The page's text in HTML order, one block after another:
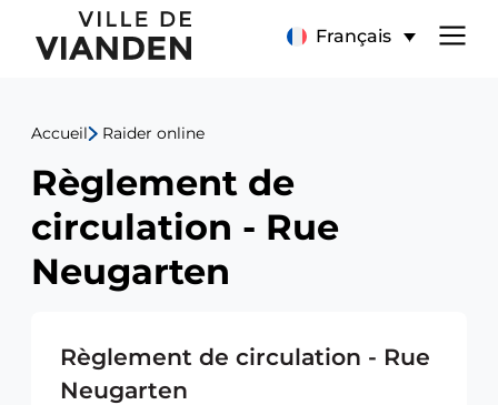
Règlement
de
circulation
Rue
Neugarten
Français
Menu
navigation
principal
Accueil Raider online
Règlement de
circulation - Rue
Neugarten
Règlement de circulation - Rue
Neugarten